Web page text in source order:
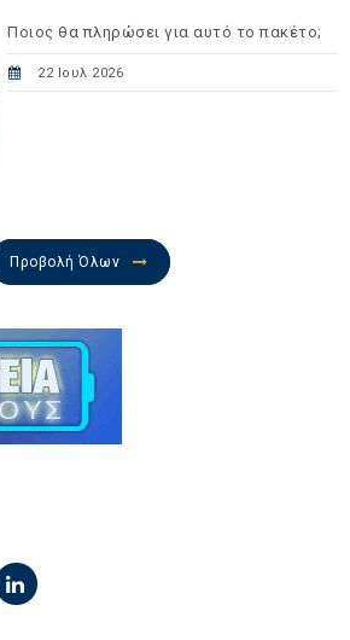
Ποιος θα πληρώσει για αυτό το πακέτο;
22 Ιουλ 2026
Προβολή Όλων